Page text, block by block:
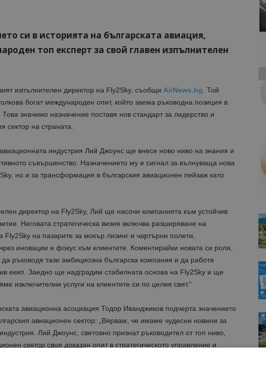
си в историята на българската авиация,
топ експерт за свой главен изпълнителен
изпълнителен директор на Fly2Sky, съобщи AirNews.bg . Той
богат международен опит, който заема ръководна позиция в
значимо назначение поставя нов стандарт за лидерство и
сектор на страната.
индустрия Лий Джоунс ще внесе ново ниво на знания и
съвършенство. Назначението му е сигнал за вълнуваща нова
но и за трансформация в българския авиационен пейзаж като
директор на Fly2Sky, Лий ще насочи компанията към устойчив
Неговата стратегическа визия включва разширяване на
Fly2Sky на пазарите за мокър лизинг и чартърни полети,
иновации и фокус към клиентите. Коментирайки новата си роля,
ръководя тази амбициозна българска компания и да работя
екип. Заедно ще надградим стабилната основа на Fly2Sky и ще
изключителни услуги на клиентите си по целия свят.“
авиационна асоциация Тодор Иванджиков подчерта значението
авиационен сектор: „Вярвам, че имаме чудесни новини за
Лий Джоунс, световно признат ръководител от топ ниво,
сектор своя доказан опит в стратегическото управление и
Поздравления и успех Fly2Sky!“